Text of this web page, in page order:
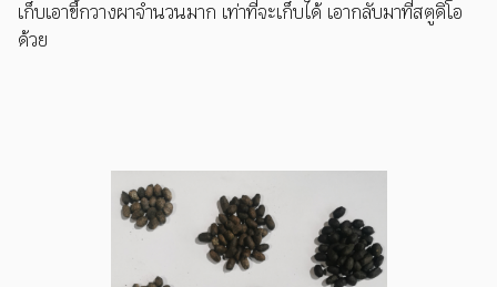
เก็บเอาขี้กวางผาจำนวนมาก เท่าที่จะเก็บได้ เอากลับมาที่สตูดิโอ
ด้วย